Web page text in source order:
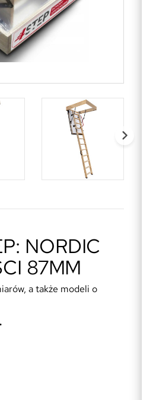
NORDIC
87MM
a także modeli o